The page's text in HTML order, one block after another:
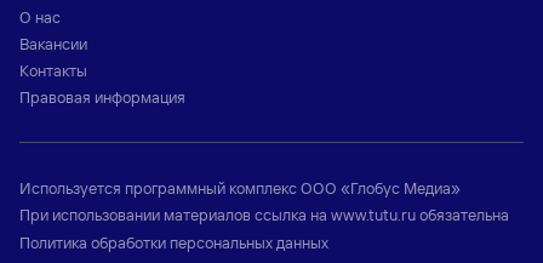
О нас
Вакансии
Контакты
Правовая информация
Используется программный комплексООО «Глобус Медиа»
При использовании материалов ссылка на www.tutu.ruобязательна
Политика обработки персональных данных